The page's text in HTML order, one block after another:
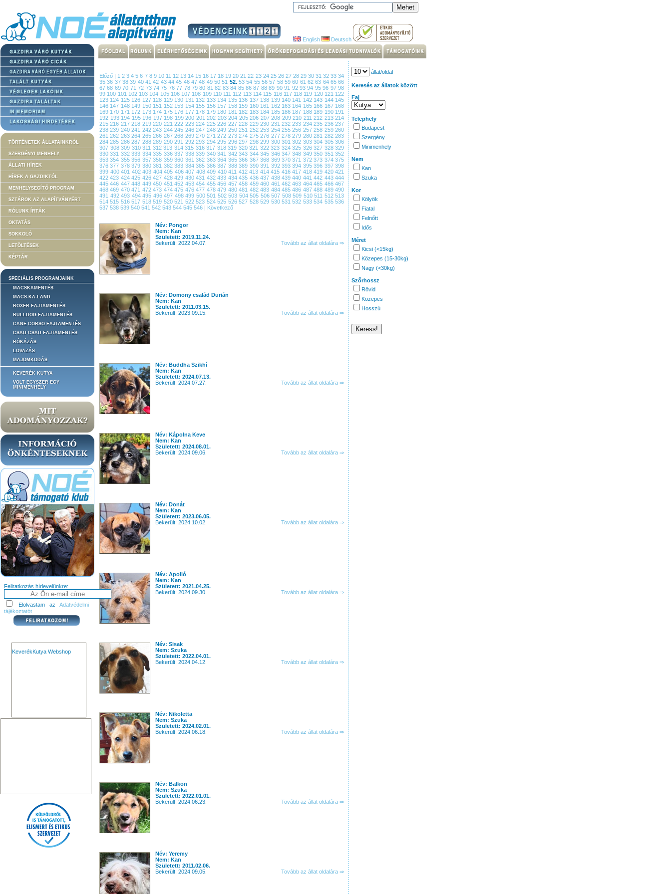
English Deutsch
TÖRTÉNETEK ÁLLATAINKRÓL
SZERGÉNYI MENHELY
ÁLLATI HÍREK
HÍREK A GAZDIKTÓL
MENHELYSEGÍTŐ PROGRAM
SZTÁROK AZ ALAPÍTVÁNYÉRT
RÓLUNK ÍRTÁK
OKTATÁS
SOKKOLÓ
LETÖLTÉSEK
KÉPTÁR
SPECIÁLIS PROGRAMJAINK
MACSKAMENTÉS
MACS-KA-LAND
BOXER FAJTAMENTÉS
BULLDOG FAJTAMENTÉS
CANE CORSO FAJTAMENTÉS
CSAU-CSAU FAJTAMENTÉS
RÓKÁZÁS
LOVAZÁS
MAJOMKODÁS
KEVERÉK KUTYA
VOLT EGYSZER EGY
MINIMENHELY
Feliratkozás hírlevelünkre:
Elolvastam az Adatvédelmi
tájékoztatót
KeverékKutya Webshop
Előző | 123456 7 8 9 10 11 12 13 14 15 16 17 18 19202122 23 24 25 26 27 28 29 30 31323334
3536 37 3839 40 4142 43 4445 46 4748 49 5051 52. 5354 55 5657 58 5960 61 6263 64 6566
6768 6970 7172 73 7475 7677 787980 8182 8384 858687 8889 9091 92 9394 9596 9798
99 100 101 102 103 104 105 106 107 108 109 110 111 112 113 114 115 116 117 118 119 120 121 122
123 124 125 126 127 128 129 130 131 132 133 134 135 136 137 138 139 140 141 142 143 144 145
146 147 148 149 150 151 152 153 154 155 156 157 158 159 160 161 162 163 164 165 166 167 168
169 170 171 172 173 174 175 176 177 178 179 180 181 182 183 184 185 186 187 188 189 190 191
192 193 194 195 196 197 198 199 200 201 202 203 204 205 206 207 208 209 210 211 212 213 214
215216 217218 219220 221222 223224 225226 227228 229230 231 232233 234235 236237
238239 240241 242243 244245 246247 248249 250251 252253 254 255256 257258 259260
261262 263264 265266 267268 269270 271272 273274 275276 277 278279 280281 282283
284285 286287 288289 290291 292293 294295 296297 298299 300 301302 303304 305306
307 308 309 310 311 312 313 314 315 316 317 318 319 320 321 322 323 324 325 326 327 328 329
330331 332333 334335 336337 338339 340341 342343 344345 346 347348 349350 351352
353354 355356 357358 359360 361362 363364 365366 367368 369 370371 372373 374375
376377 378379 380381 382383 384385 386387 388389 390391 392 393394 395396 397398
399 400 401 402 403 404 405 406 407 408 409 410 411 412 413 414 415 416 417 418 419 420 421
422423 424425 426427 428429 430431 432433 434435 436437 438 439440 441442 443444
445446 447448 449450 451452 453454 455456 457458 459460 461 462463 464465 466467
468469 470471 472473 474475 476477 478479 480481 482483 484 485486 487488 489490
491 492 493 494 495 496 497 498 499 500 501 502 503 504 505 506 507 508 509 510 511 512 513
514515 516517 518519 520521 522523 524525 526527 528529 530 531532 533534 535536
537 538 539 540 541 542 543 544 545 546 | Következő
Név: Pongor
Nem: Kan
Született: 2019.11.24.
Bekerült: 2022.04.07.
Tovább az állat oldalára ⇒
Név: Domony család Durián
Nem: Kan
Született: 2011.03.15.
Bekerült: 2023.09.15.
Tovább az állat oldalára ⇒
Név: Buddha Szikhí
Nem: Kan
Született: 2024.07.13.
Bekerült: 2024.07.27.
Tovább az állat oldalára ⇒
Név: Kápolna Keve
Nem: Kan
Született: 2024.08.01.
Bekerült: 2024.09.06.
Tovább az állat oldalára ⇒
Név: Donát
Nem: Kan
Született: 2023.06.05.
Bekerült: 2024.10.02.
Tovább az állat oldalára ⇒
Név: Apolló
Nem: Kan
Született: 2021.04.25.
Bekerült: 2024.09.30.
Tovább az állat oldalára ⇒
Név: Sisak
Nem: Szuka
Született: 2022.04.01.
Bekerült: 2024.04.12.
Tovább az állat oldalára ⇒
Név: Nikoletta
Nem: Szuka
Született: 2024.02.01.
Bekerült: 2024.06.18.
Tovább az állat oldalára ⇒
Név: Balkon
Nem: Szuka
Született: 2022.01.01.
Bekerült: 2024.06.23.
Tovább az állat oldalára ⇒
Név: Yeremy
Nem: Kan
Született: 2011.02.06.
Bekerült: 2024.09.05.
Tovább az állat oldalára ⇒
állat/oldal
Keresés az állatok között
Faj
Telephely
Budapest
Szergény
Minimenhely
Nem
Kan
Szuka
Kor
Kölyök
Fiatal
Felnőtt
Idős
Méret
Kicsi (<15kg)
Közepes (15-30kg)
Nagy (<30kg)
Szőrhossz
Rövid
Közepes
Hosszú